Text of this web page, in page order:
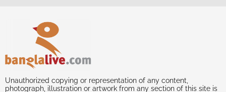
Unauthorized copying or representation of any content,
photograph, illustration or artwork from any section of this site is